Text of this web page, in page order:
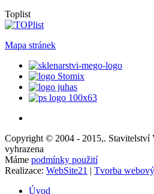
Toplist
Mapa stránek
Copyright © 2004 - 2015,. Stavitelství
vyhrazena
Máme podmínky použití
Realizace: WebSite21 | Tvorba
Úvod